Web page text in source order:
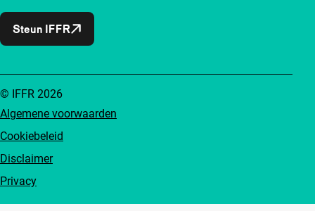
Steun IFFR
Algemene voorwaarden
Cookiebeleid
Disclaimer
Privacy
© IFFR 2026